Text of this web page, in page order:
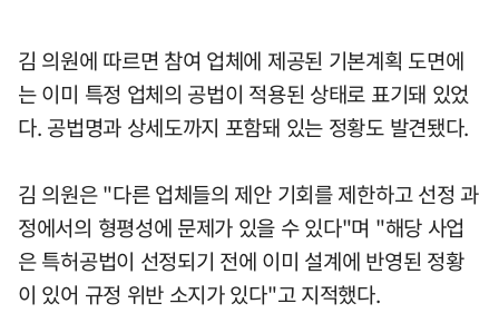
김 의원에 따르면 참여 업체에 제공된 기본계획 도면에
는 이미 특정 업체의 공법이 적용된 상태로 표기돼 있었
다. 공법명과 상세도까지 포함돼 있는 정황도 발견됐다.
김 의원은 "다른 업체들의 제안 기회를 제한하고 선정 과
정에서의 형평성에 문제가 있을 수 있다"며 "해당 사업
은 특허공법이 선정되기 전에 이미 설계에 반영된 정황
이 있어 규정 위반 소지가 있다"고 지적했다.